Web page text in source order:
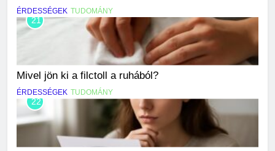
ÉRDESSÉGEK TUDOMÁNY
21
Mivel jön ki a filctoll a ruhából?
ÉRDESSÉGEK TUDOMÁNY
22